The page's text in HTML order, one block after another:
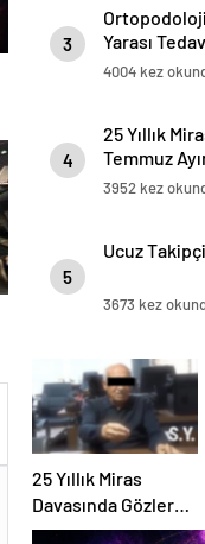
3
Yarası
4004 kez
4
25 Yıllık
Temmuz
3952 kez
5
Ucuz
3673 kez
25 Yıllık Miras
Davasında Gözler
Temmuz Ayındaki